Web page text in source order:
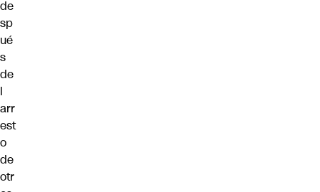
de
sp
ué
s
de
l
arr
est
o
de
otr